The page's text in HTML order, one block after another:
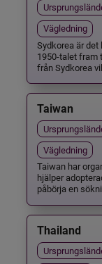
Vägledning
Sydkorea är
1950-talet fram
från Sydkorea
Taiwan
Vägledning
Taiwan har
hjälper
påbörja en
Thailand